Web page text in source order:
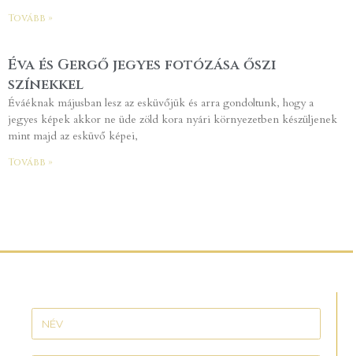
Tovább »
Éva és Gergő jegyes fotózása őszi
színekkel
Éváéknak májusban lesz az esküvőjük és arra gondoltunk, hogy a
jegyes képek akkor ne üde zöld kora nyári környezetben készüljenek
mint majd az esküvő képei,
Tovább »